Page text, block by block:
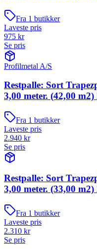
Fra 1 butikker
Laveste pris
975 kr
Se pris
Profilmetal A/S
Restpalle: Sort
3,00 meter. (42,00
Fra 1 butikker
Laveste pris
2.940 kr
Se pris
Restpalle: Sort
3,00 meter. (33,00
Fra 1 butikker
Laveste pris
2.310 kr
Se pris